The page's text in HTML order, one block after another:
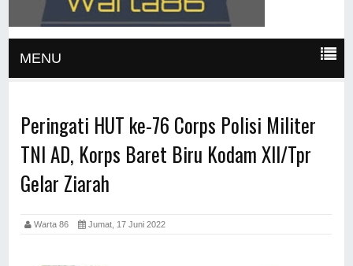
MENU
Peringati HUT ke-76 Corps Polisi Militer
TNI AD, Korps Baret Biru Kodam XII/Tpr
Gelar Ziarah
Warta 86 Jumat, 17 Juni 2022